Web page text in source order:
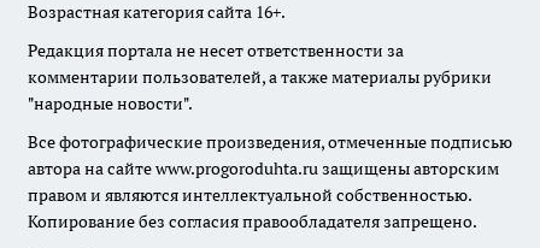
Возрастная категория сайта 16+.
Редакция портала не несет ответственности за
комментарии пользователей, а также материалы рубрики
"народные новости".
Все фотографические произведения, отмеченные подписью
автора на сайте www.progoroduhta.ru защищены авторским
правом и являются интеллектуальной собственностью.
Копирование без согласия правообладателя запрещено.